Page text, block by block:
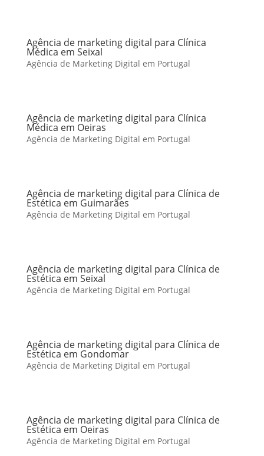
Agência de marketing digital para Clínica
Médica em Seixal
Agência de Marketing Digital em Portugal
Agência de marketing digital para Clínica
Médica em Oeiras
Agência de Marketing Digital em Portugal
Agência de marketing digital para Clínica de
Estética em Guimarães
Agência de Marketing Digital em Portugal
Agência de marketing digital para Clínica de
Estética em Seixal
Agência de Marketing Digital em Portugal
Agência de marketing digital para Clínica de
Estética em Gondomar
Agência de Marketing Digital em Portugal
Agência de marketing digital para Clínica de
Estética em Oeiras
Agência de Marketing Digital em Portugal